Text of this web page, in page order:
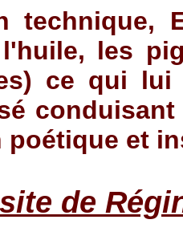
technique,
les
ce qui lui
poétique et
de